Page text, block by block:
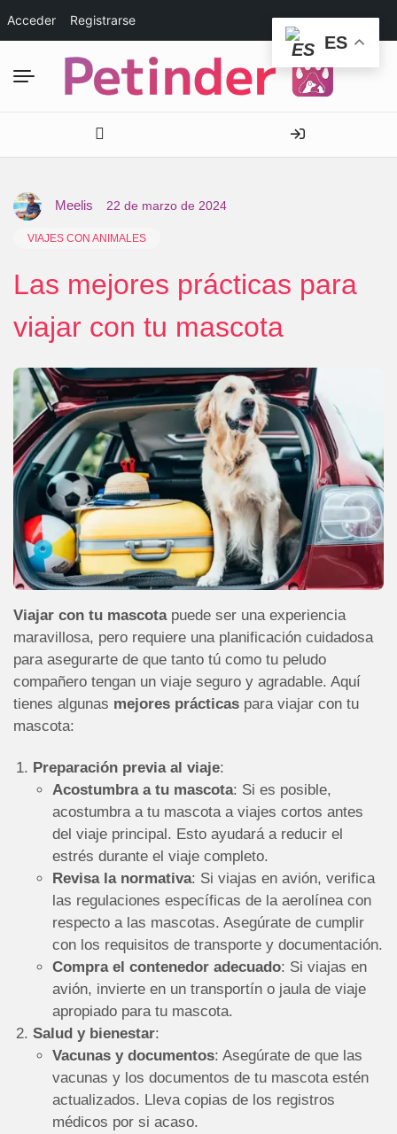
Acceder Registrarse
Meelis 22 de marzo de 2024
VIAJES CON ANIMALES
Las mejores prácticas para
viajar con tu mascota
Viajar con tu mascotapuede ser una experiencia
maravillosa, pero requiere una planificación cuidadosa
para asegurarte de que tanto tú como tu peludo
compañero tengan un viaje seguro y agradable. Aquí
tienes algunas mejores prácticas para viajar con tu
mascota:
Preparación previa al viaje:
Acostumbra a tu mascota: Si es posible,
acostumbra a tu mascota a viajes cortos antes
del viaje principal. Esto ayudará a reducir el
estrés durante el viaje completo.
Revisa la normativa: Si viajas en avión, verifica
las regulaciones específicas de la aerolínea con
respecto a las mascotas. Asegúrate de cumplir
con los requisitos de transporte y documentación.
Compra el contenedor adecuado: Si viajas en
avión, invierte en un transportín o jaula de viaje
apropiado para tu mascota.
Salud y bienestar:
Vacunas y documentos: Asegúrate de que las
vacunas y los documentos de tu mascota estén
actualizados. Lleva copias de los registros
médicos por si acaso.
ES